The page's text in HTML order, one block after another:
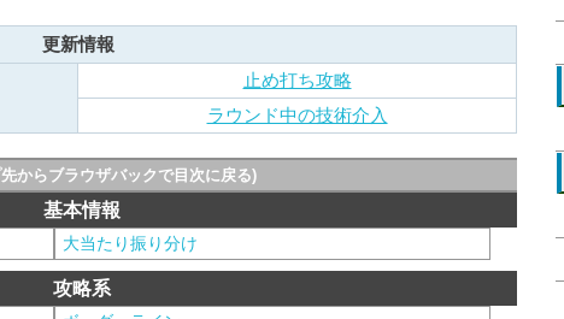
更新情報
止め打ち攻略
ラウンド中の技術介入
からブラウザバックで目次に戻る)
基本情報
大当たり振り分け
攻略系